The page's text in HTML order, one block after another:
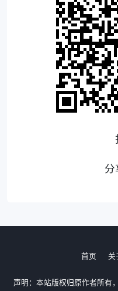
分
首页 关
声明：本站版权归原作者所有